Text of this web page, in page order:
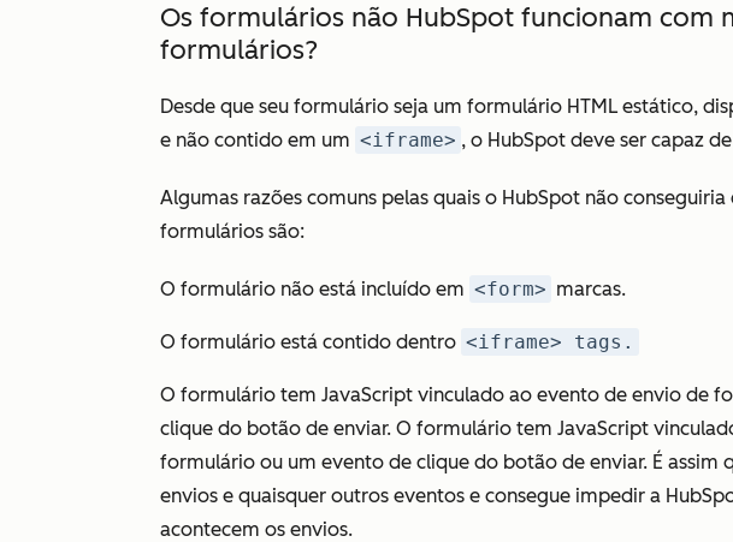
Os formulários não HubSpot funcionam com
formulários?
Desde que seu formulário seja um formulário HTML estático,
e não contido em um <iframe> , o HubSpot deve ser capaz
Algumas razões comuns pelas quais o HubSpot não
formulários são:
O formulário não está incluído em <form> marcas.
O formulário está contido dentro <iframe> tags.
O formulário tem JavaScript vinculado ao evento de envio de
clique do botão de enviar. O formulário tem JavaScript
formulário ou um evento de clique do botão de enviar. É assim
envios e quaisquer outros eventos e consegue impedir a
acontecem os envios.